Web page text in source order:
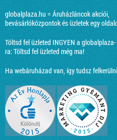
globalplaza.hu = Áruházláncok akciói,
bevásárlóközpontok és üzletek egy
Töltsd fel üzleted INGYEN a globalplaza-
ra:Töltsd fel üzleted még ma!
Ha webáruházad van, így tudsz